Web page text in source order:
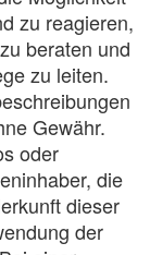
zu reagieren,
beraten und
zu leiten.
Gewähr.
oder
die
dieser
der